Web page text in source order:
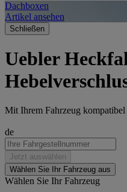
Dachboxen
Artikel ansehen
Schließen
Uebler
Mit Ihrem Fahrzeug kompatibel
de
Jetzt auswählen
Wählen Sie Ihr Fahrzeug aus
Wählen Sie Ihr Fahrzeug